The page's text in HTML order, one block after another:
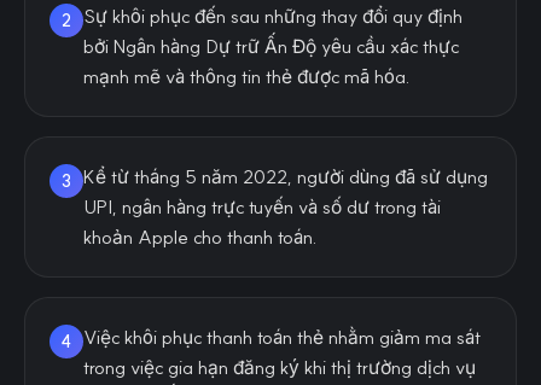
2
Sự khôi phục đến sau những thay đổi quy định
bởi Ngân hàng Dự trữ Ấn Độ yêu cầu xác thực
mạnh mẽ và thông tin thẻ được mã hóa.
3
Kể từ tháng 5 năm 2022, người dùng đã sử dụng
UPI, ngân hàng trực tuyến và số dư trong tài
khoản Apple cho thanh toán.
4
Việc khôi phục thanh toán thẻ nhằm giảm ma sát
trong việc gia hạn đăng ký khi thị trường dịch vụ